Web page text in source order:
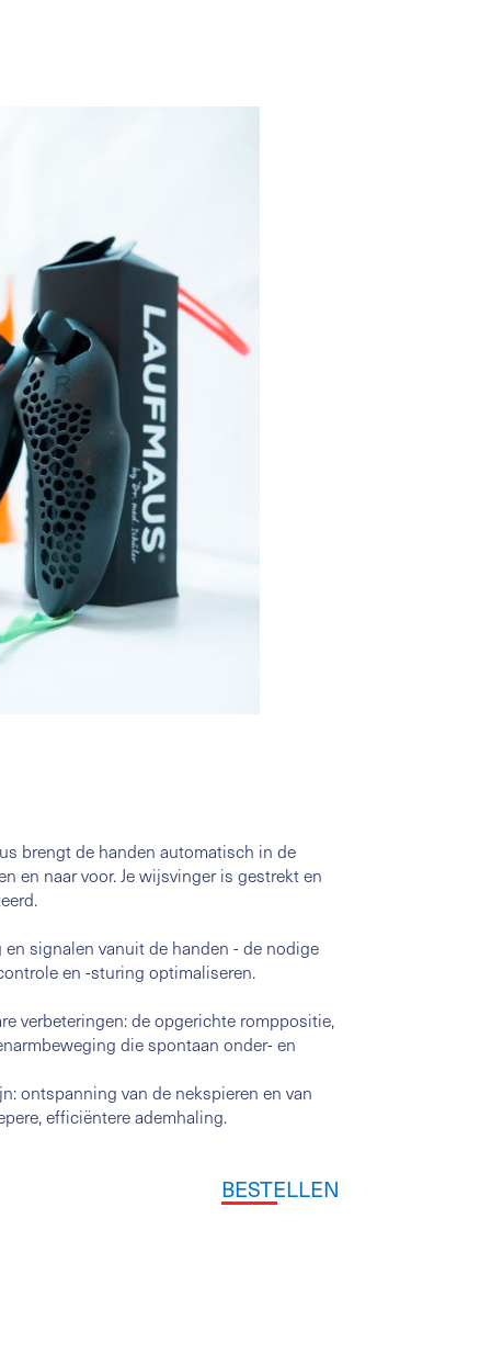
brengt de handen automatisch in de
en naar voor. Je wijsvinger is gestrekt en
signalen vanuit de handen - de nodige
en -sturing optimaliseren.
verbeteringen: de opgerichte romppositie,
die spontaan onder- en
ontspanning van de nekspieren en van
efficiëntere ademhaling.
BESTELLEN